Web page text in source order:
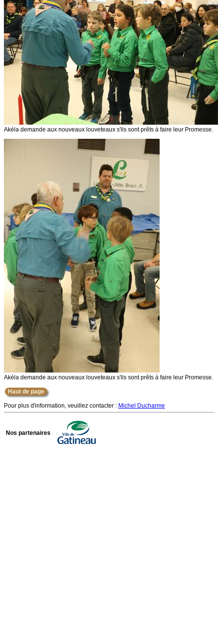
Akéla demande aux nouveaux louveteaux s'ils sont prêts à faire leur Promesse.
Akéla demande aux nouveaux louveteaux s'ils sont prêts à faire leur Promesse.
Haut de page
Pour plus d'information, veuillez contacter : Michel Ducharme
Nos partenaires